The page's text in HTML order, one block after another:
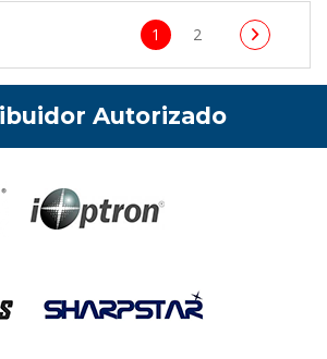
1 2
Autorizado